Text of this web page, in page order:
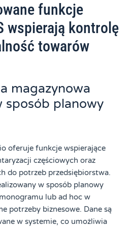
funkcje
wspierają kontrolę
towarów
magazynowa
sposób planowy
oferuje funkcje wspierające
częściowych oraz
do potrzeb przedsiębiorstwa.
w sposób planowy
lub ad hoc w
potrzeby biznesowe. Dane są
w systemie, co umożliwia